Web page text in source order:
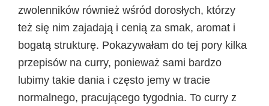
zwolenników również wśród dorosłych, którzy
też się nim zajadają i cenią za smak, aromat i
bogatą strukturę. Pokazywałam do tej pory kilka
przepisów na curry, ponieważ sami bardzo
lubimy takie dania i często jemy w tracie
normalnego, pracującego tygodnia. To curry z